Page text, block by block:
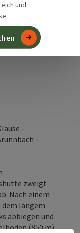
und
-
-
zweigt
Nach einem
dem langem
abbiegen und
(850 m).